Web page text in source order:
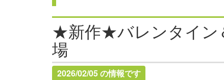
★新作★バレンタイン
場
2026/02/05 の情報です